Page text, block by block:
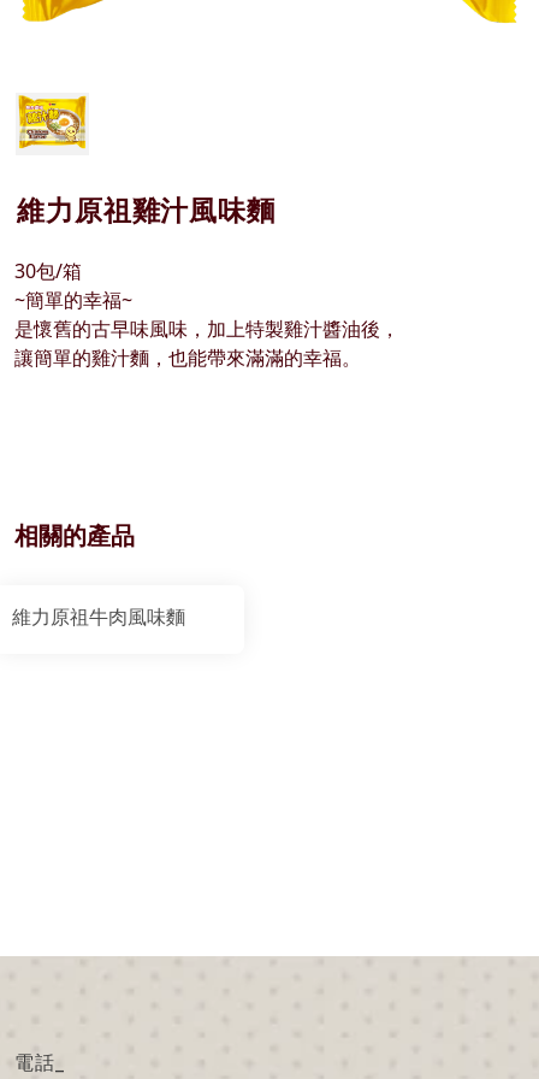
維力原祖雞汁風味麵
30包/箱
~簡單的幸福~
是懷舊的古早味風味，加上特製雞汁醬油後，
讓簡單的雞汁麵，也能帶來滿滿的幸福。
相關的產品
維力原祖牛肉風味麵
電話_